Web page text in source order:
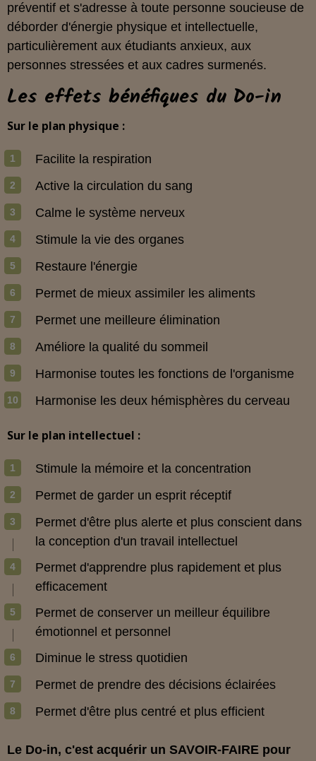
préventif et s'adresse à toute personne soucieuse de
déborder d'énergie physique et intellectuelle,
particulièrement aux étudiants anxieux, aux
personnes stressées et aux cadres surmenés.
Les effets bénéfiques du Do-in
Sur le plan physique :
Facilite la respiration
Active la circulation du sang
Calme le système nerveux
Stimule la vie des organes
Restaure l'énergie
Permet de mieux assimiler les aliments
Permet une meilleure élimination
Améliore la qualité du sommeil
Harmonise toutes les fonctions de l'organisme
Harmonise les deux hémisphères du cerveau
Sur le plan intellectuel :
Stimule la mémoire et la concentration
Permet de garder un esprit réceptif
Permet d'être plus alerte et plus conscient dans
la conception d'un travail intellectuel
Permet d'apprendre plus rapidement et plus
efficacement
Permet de conserver un meilleur équilibre
émotionnel et personnel
Diminue le stress quotidien
Permet de prendre des décisions éclairées
Permet d'être plus centré et plus efficient
Le Do-in, c'est acquérir un SAVOIR-FAIRE pour